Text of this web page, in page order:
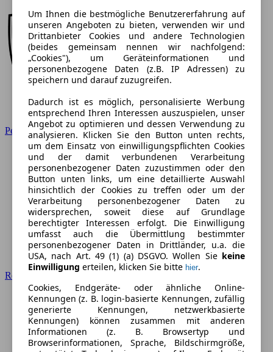
Peugeot
Renault
Um Ihnen die bestmögliche Benutzererfahrung auf
unseren Angeboten zu bieten, verwenden wir und
Drittanbieter Cookies und andere Technologien
(beides gemeinsam nennen wir nachfolgend:
„Cookies"), um Geräteinformationen und
personenbezogene Daten (z.B. IP Adressen) zu
speichern und darauf zuzugreifen.
Dadurch ist es möglich, personalisierte Werbung
entsprechend Ihren Interessen auszuspielen, unser
Angebot zu optimieren und dessen Verwendung zu
analysieren. Klicken Sie den Button unten rechts,
um dem Einsatz von einwilligungspflichten Cookies
und der damit verbundenen Verarbeitung
personenbezogener Daten zuzustimmen oder den
Button unten links, um eine detaillierte Auswahl
hinsichtlich der Cookies zu treffen oder um der
Verarbeitung personenbezogener Daten zu
widersprechen, soweit diese auf Grundlage
berechtigter Interessen erfolgt. Die Einwilligung
umfasst auch die Übermittlung bestimmter
personenbezogener Daten in Drittländer, u.a. die
USA, nach Art. 49 (1) (a) DSGVO. Wollen Sie keine
Einwilligung erteilen, klicken Sie bitte hier.
Cookies, Endgeräte- oder ähnliche Online-
Kennungen (z. B. login-basierte Kennungen, zufällig
generierte Kennungen, netzwerkbasierte
Kennungen) können zusammen mit anderen
Informationen (z. B. Browsertyp und
Browserinformationen, Sprache, Bildschirmgröße,